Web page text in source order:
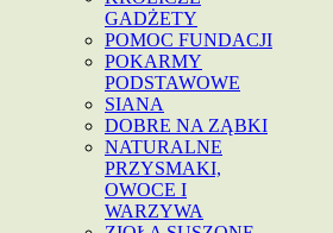
GADŻETY
POMOC FUNDACJI
POKARMY
PODSTAWOWE
SIANA
DOBRE NA ZĄBKI
NATURALNE
PRZYSMAKI,
OWOCE I
WARZYWA